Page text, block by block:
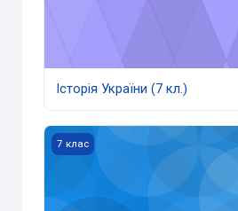
Історія України (7 кл.)
Німецька мова (7 кл.)
7 клас